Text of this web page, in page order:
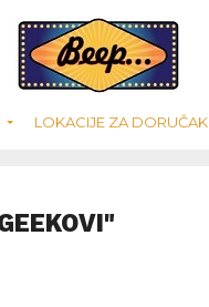
LOKACIJE ZA DORUČAK